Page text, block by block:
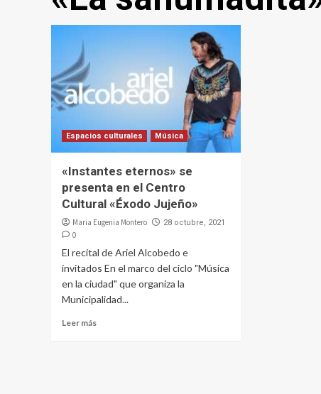
Espacios culturales Música
«Instantes eternos» se
presenta en el Centro
Cultural «Éxodo Jujeño»
Maria Eugenia Montero 28 octubre, 2021
0
El recital de Ariel Alcobedo e
invitados En el marco del ciclo "Música
en la ciudad" que organiza la
Municipalidad...
Leer más